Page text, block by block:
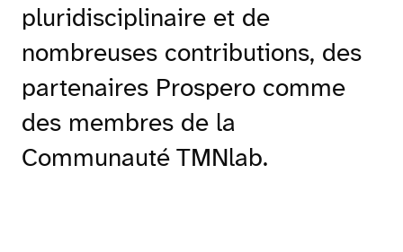
pluridisciplinaire et de
nombreuses contributions, des
partenaires Prospero comme
des membres de la
Communauté TMNlab.